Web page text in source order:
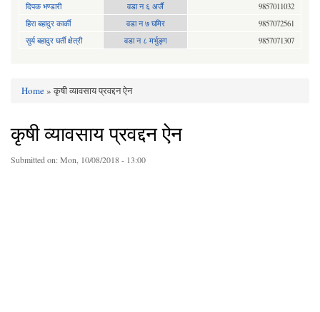
दिपक भण्डारी
वडा न ६ अर्जै
9857011032
हिरा बहादुर कार्की
वडा न ७ घमिर
9857072561
सुर्य बहादुर घर्ती क्षेत्री
वडा न ८ मर्भुङ्ग 9857071307
You are here
Home» कृषी व्यावसाय प्रवद्दन ऐन
कृषी व्यावसाय प्रवद्दन ऐन
Submitted on:Mon, 10/08/2018 - 13:00